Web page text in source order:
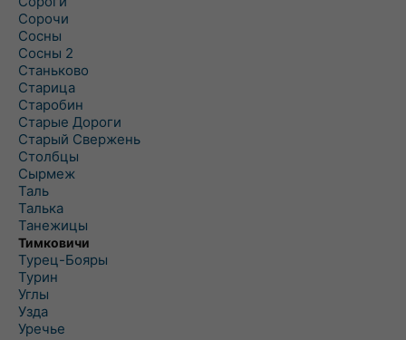
Сорочи
Сосны
Сосны 2
Станьково
Старица
Старобин
Старые Дороги
Старый Свержень
Столбцы
Сырмеж
Таль
Талька
Танежицы
Тимковичи
Турец-Бояры
Турин
Углы
Узда
Уречье